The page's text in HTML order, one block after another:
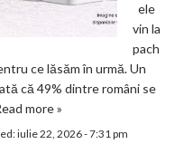
ele
vin la
pach
ce lăsăm în urmă. Un
că 49% dintre români se
more »
iulie 22, 2026 - 7:31 pm